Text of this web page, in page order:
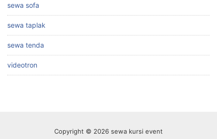
sewa sofa
sewa taplak
sewa tenda
videotron
Copyright © 2026 sewa kursi event